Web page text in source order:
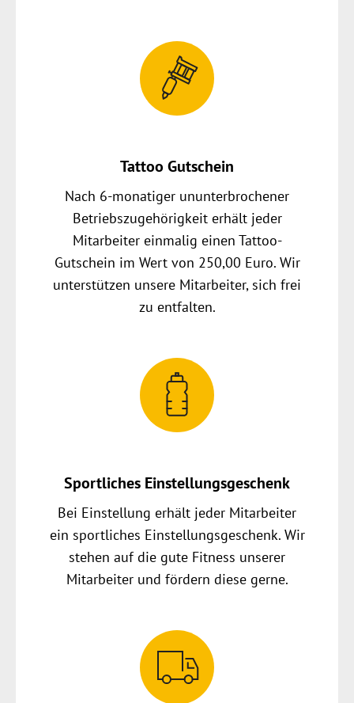
Tattoo Gutschein
Nach 6-monatiger ununterbrochener
Betriebszugehörigkeit erhält jeder
Mitarbeiter einmalig einen Tattoo-
Gutschein im Wert von 250,00 Euro. Wir
unterstützen unsere Mitarbeiter, sich frei
zu entfalten.
Sportliches Einstellungsgeschenk
Bei Einstellung erhält jeder Mitarbeiter
ein sportliches Einstellungsgeschenk. Wir
stehen auf die gute Fitness unserer
Mitarbeiter und fördern diese gerne.